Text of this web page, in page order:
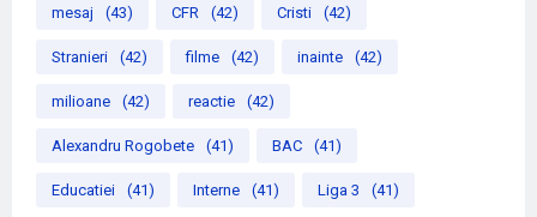
mesaj (43) CFR (42) Cristi (42)
Stranieri (42) filme (42) inainte (42)
milioane (42) reactie (42)
Alexandru Rogobete (41) BAC (41)
Educatiei (41) Interne (41) Liga 3 (41)